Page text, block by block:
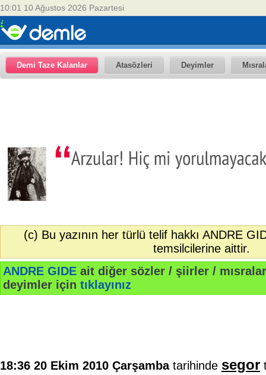
10:01 10 Ağustos 2026 Pazartesi
Demi Taze Kalanlar Atasözleri Deyimler
(c) Bu yazının her türlü telif hakkı ANDRE
temsilcilerine aittir.
ANDRE GIDE ait diğer sözler / şiirler /
deyimler için tıklayınız
18:36 20 Ekim 2010 Çarşambatarihinde segor